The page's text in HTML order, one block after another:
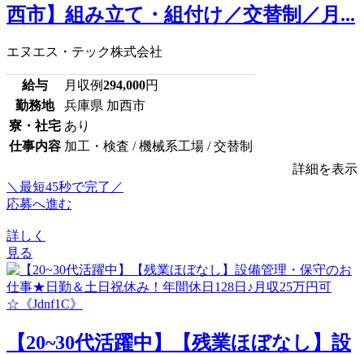
西市】組み立て・組付け／交替制／月...
エヌエス・テック株式会社
給与 月収例294,000円
勤務地
兵庫県 加西市
寮・社宅 あり
仕事内容 加工・検査 / 機械系工場 / 交替制
詳細を表示
＼最短45秒で完了／
応募へ進む
詳しく
見る
【20~30代活躍中】【残業ほぼなし】設